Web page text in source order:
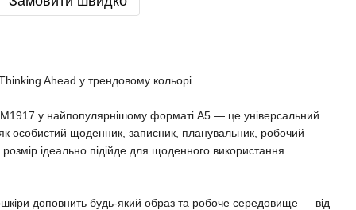
Ahead у трендовому кольорі.
у найпопулярнішому форматі A5 — це універсальний
особистий щоденник, записник, планувальник, робочий
ідеально підійде для щоденного використання
доповнить будь-який образ та робоче середовище — від